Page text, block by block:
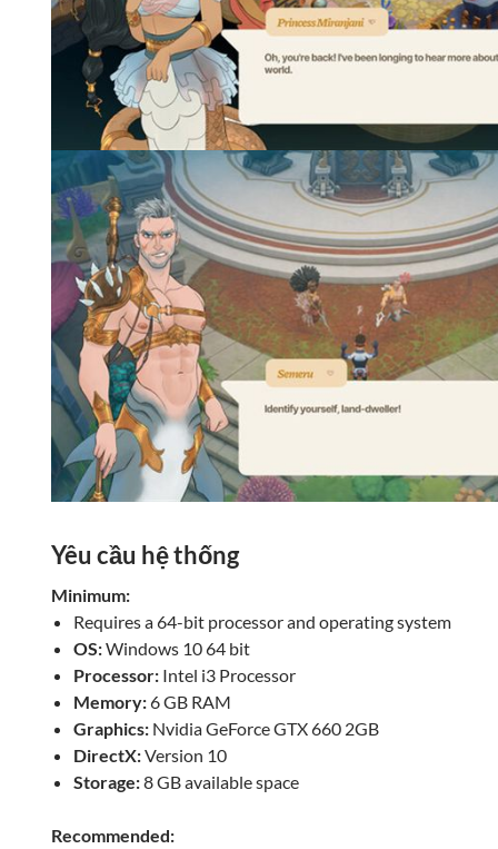
Yêu cầu hệ thống
Minimum:
Requires a 64-bit processor and operating system
OS:Windows 10 64 bit
Processor: Intel i3 Processor
Memory:6 GB RAM
Graphics: Nvidia GeForce GTX 660 2GB
DirectX:Version 10
Storage:8 GB available space
Recommended: